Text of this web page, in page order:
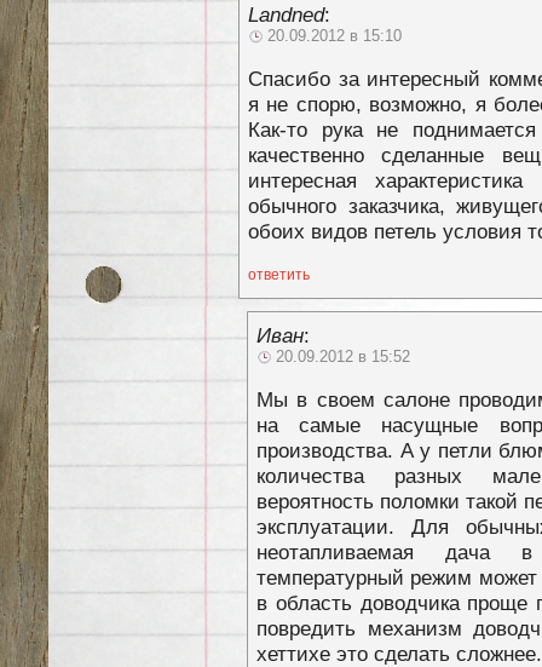
Landned:
20.09.2012 в 15:10
Спасибо за интересный
я не спорю, возможно, я
Как-то рука не
качественно сделанные
интересная
обычного заказчика,
обоих видов петель условия
ответить
Иван:
20.09.2012 в 15:52
Мы в своем салоне
на самые насущные
производства. А у петли
количества разных
вероятность поломки такой
эксплуатации. Для
неотапливаемая дача
температурный режим
в область доводчика проще
повредить механизм
хеттихе это сделать сложнее.